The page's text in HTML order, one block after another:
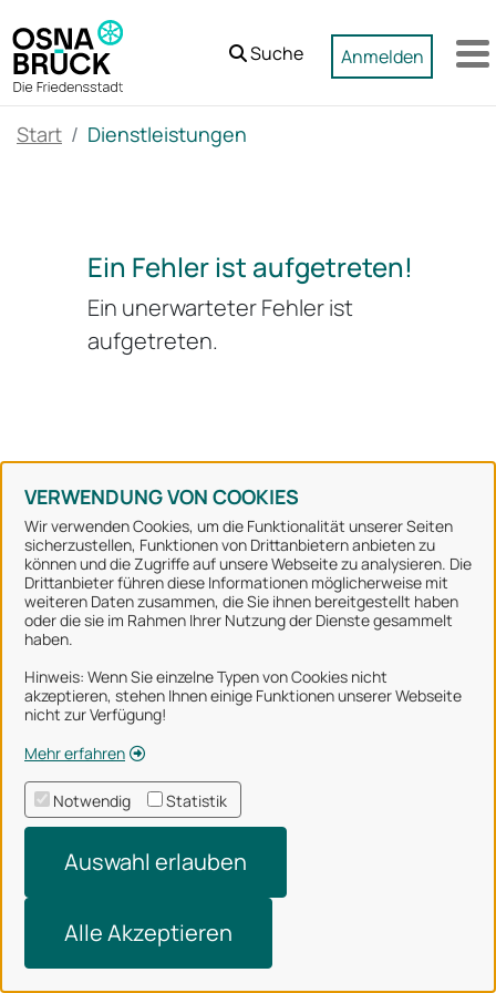
Zum Hauptinhalt springen
VERWENDUNG VON COOKIES
Wir verwenden Cookies, um die Funktionalität unserer Seiten
sicherzustellen, Funktionen von Drittanbietern anbieten zu
können und die Zugriffe auf unsere Webseite zu analysieren. Die
Drittanbieter führen diese Informationen möglicherweise mit
weiteren Daten zusammen, die Sie ihnen bereitgestellt haben
oder die sie im Rahmen Ihrer Nutzung der Dienste gesammelt
haben.
Hinweis: Wenn Sie einzelne Typen von Cookies nicht
akzeptieren, stehen Ihnen einige Funktionen unserer Webseite
nicht zur Verfügung!
Mehr erfahren
Notwendig Statistik
Auswahl erlauben
Alle Akzeptieren
Suche Anmelden
Start Dienstleistungen
Ein Fehler ist aufgetreten!
Ein unerwarteter Fehler ist
aufgetreten.
Stadt Osnabrück
Alle Rechte vorbehalten
Über uns
Impressum
Datenschutzerklärung
Technischer Support